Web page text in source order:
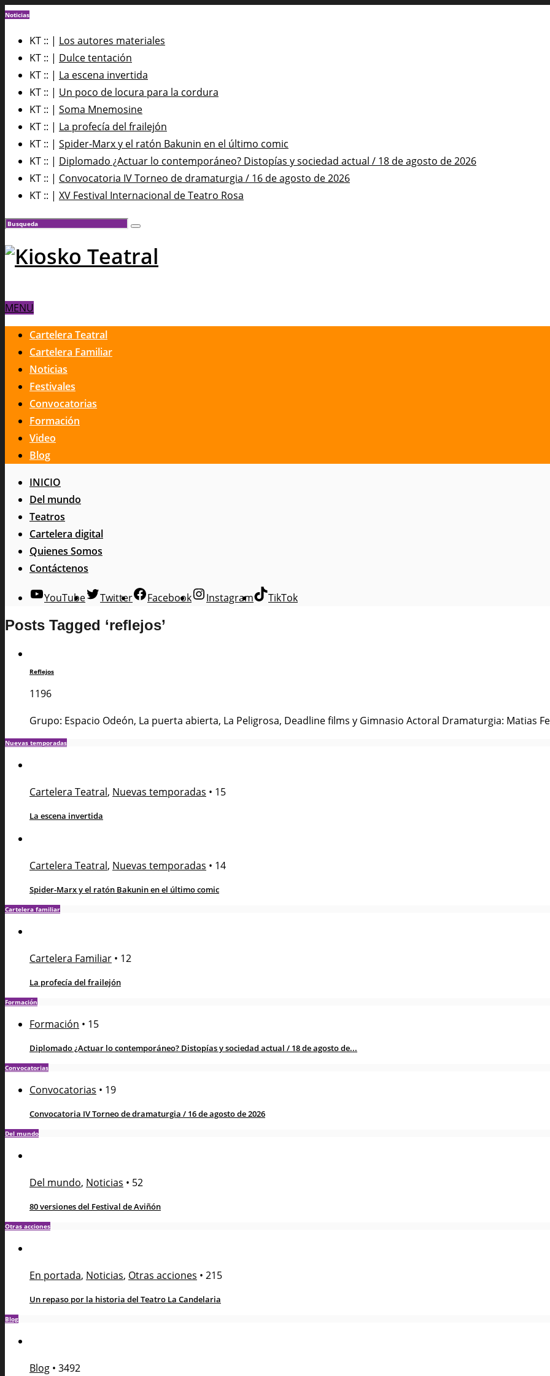
Noticias
KT :: | Los autores materiales
KT :: | Dulce tentación
KT :: | La escena invertida
KT :: | Un poco de locura para la cordura
KT :: | Soma Mnemosine
KT :: | La profecía del frailejón
KT :: | Spider-Marx y el ratón Bakunin en el último comic
KT :: | Diplomado ¿Actuar lo contemporáneo? Distopías y sociedad actual / 18 de agosto de 2026
KT :: | Convocatoria IV Torneo de dramaturgia / 16 de agosto de 2026
KT :: | XV Festival Internacional de Teatro Rosa
MENU
Cartelera Teatral
Cartelera Familiar
Noticias
Festivales
Convocatorias
Formación
Video
Blog
INICIO
Del mundo
Teatros
Cartelera digital
Quienes Somos
Contáctenos
YouTube Twitter Facebook Instagram TikTok
Posts Tagged ‘reflejos’
Reflejos
1196
Grupo: Espacio Odeón, La puerta abierta, La Peligrosa, Deadline films y Gimnasio Actoral Dramaturgia: Matias
Nuevas temporadas
Cartelera Teatral, Nuevas temporadas • 15
La escena invertida
Cartelera Teatral, Nuevas temporadas • 14
Spider-Marx y el ratón Bakunin en el último comic
Cartelera familiar
Cartelera Familiar • 12
La profecía del frailejón
Formación
Formación • 15
Diplomado ¿Actuar lo contemporáneo? Distopías y sociedad actual / 18 de agosto de...
Convocatorias
Convocatorias • 19
Convocatoria IV Torneo de dramaturgia / 16 de agosto de 2026
Del mundo
Del mundo, Noticias • 52
80 versiones del Festival de Aviñón
Otras acciones
En portada, Noticias, Otras acciones • 215
Un repaso por la historia del Teatro La Candelaria
Blog
Blog • 3492